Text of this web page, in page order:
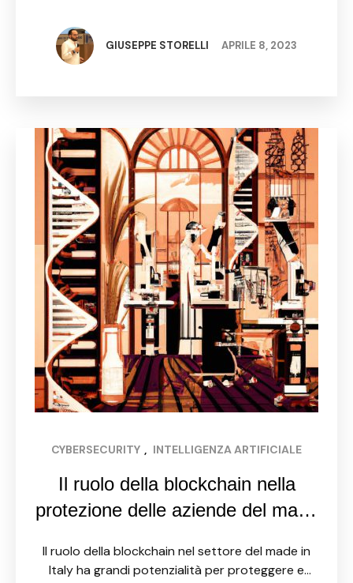
portando notevoli cambiamenti e opportunità.
L'implementazione dell'intelligenza artificiale (AI)
nella PA potrebbe apportare notevoli …
GIUSEPPE STORELLI APRILE 8, 2023
CYBERSECURITY , INTELLIGENZA ARTIFICIALE
Il ruolo della blockchain nella
protezione delle aziende del made
Il ruolo della blockchain nel settore del made in
Italy ha grandi potenzialità per proteggere e